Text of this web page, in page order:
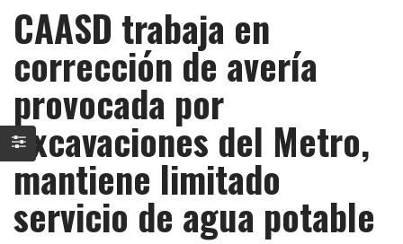
CAASD trabaja en
corrección de avería
provocada por
excavaciones del Metro,
mantiene limitado
servicio de agua potable